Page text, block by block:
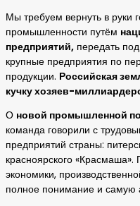
Мы требуем вернуть в руки
промышленности путём
предприятий, передать
крупные предприятия по
продукции. Российская
кучку хозяев-
О новой промышленной
команда говорили с
предприятий страны:
красноярского
экономики,
полное понимание и самую